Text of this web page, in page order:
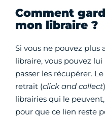
Comment
mon libraire ?
Si vous ne pouvez plus
libraire, vous pouvez
passer les récupérer.
retrait (click and collect
librairies qui le
pour que ce lien reste